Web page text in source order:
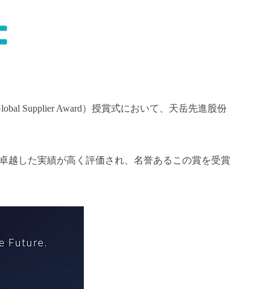
Supplier Award）授賞式において、天岳先進股份
越した実績が高く評価され、名誉あるこの賞を受賞